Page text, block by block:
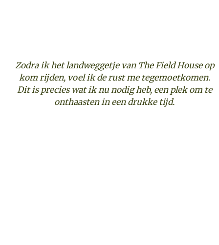
Zodra ik het landweggetje van The Field House op
kom rijden, voel ik de rust me tegemoetkomen.
Dit is precies wat ik nu nodig heb, een plek om te
onthaasten in een drukke tijd.